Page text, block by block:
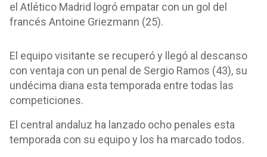
el Atlético Madrid logró empatar con un gol del
francés Antoine Griezmann (25).
El equipo visitante se recuperó y llegó al descanso
con ventaja con un penal de Sergio Ramos (43), su
undécima diana esta temporada entre todas las
competiciones.
El central andaluz ha lanzado ocho penales esta
temporada con su equipo y los ha marcado todos.